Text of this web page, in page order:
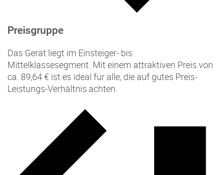
Preisgruppe
Das Gerät liegt im Einsteiger- bis
Mittelklassesegment. Mit einem attraktiven Preis von
ca. 89,64 € ist es ideal für alle, die auf gutes Preis-
Leistungs-Verhältnis achten.